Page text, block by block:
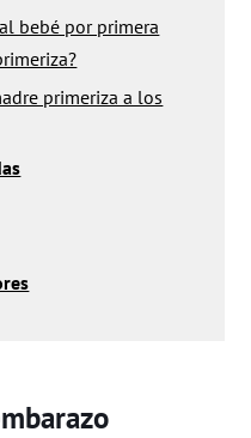
bebé por primera
primeriza a los